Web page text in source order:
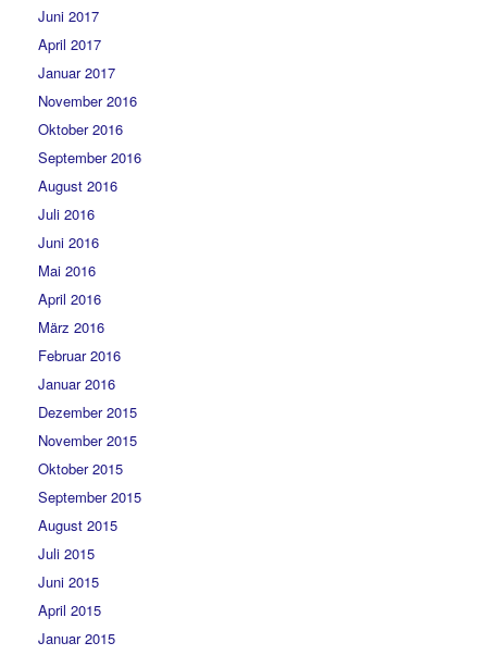
Juni 2017
April 2017
Januar 2017
November 2016
Oktober 2016
September 2016
August 2016
Juli 2016
Juni 2016
Mai 2016
April 2016
März 2016
Februar 2016
Januar 2016
Dezember 2015
November 2015
Oktober 2015
September 2015
August 2015
Juli 2015
Juni 2015
April 2015
Januar 2015